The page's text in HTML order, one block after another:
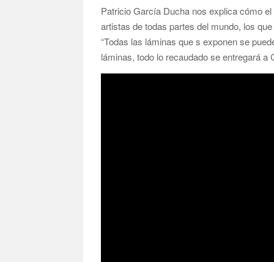
de agua
Jacob Qadri reclama prioridad para los
Patricio García Ducha nos explica cómo
artistas de todas partes del mundo, los
“Todas las láminas que s exponen se
láminas, todo lo recaudado se entregará a